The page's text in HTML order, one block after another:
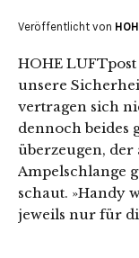
Veröffentlicht von
HOHE
unsere
vertragen sich
dennoch beides
überzeugen,
Ampelschlange
schaut. »Handy
jeweils nur für